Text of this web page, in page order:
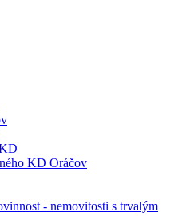
KD Oráčov
- nemovitosti s trvalým